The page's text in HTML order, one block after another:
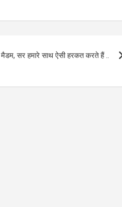
मैडम, सर हमारे साथ ऐसी हरकत करते हैं ..